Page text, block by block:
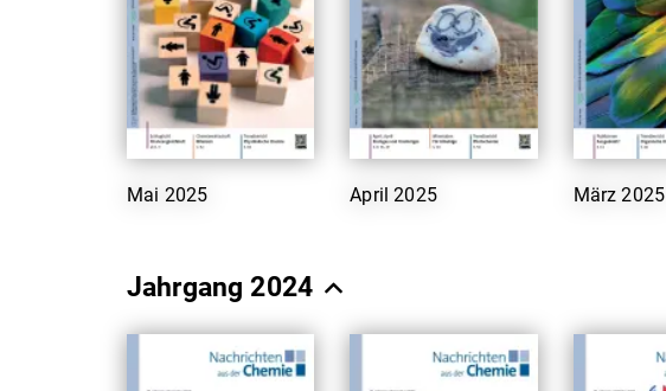
Mai 2025 April 2025 März 2025
Jahrgang 2024